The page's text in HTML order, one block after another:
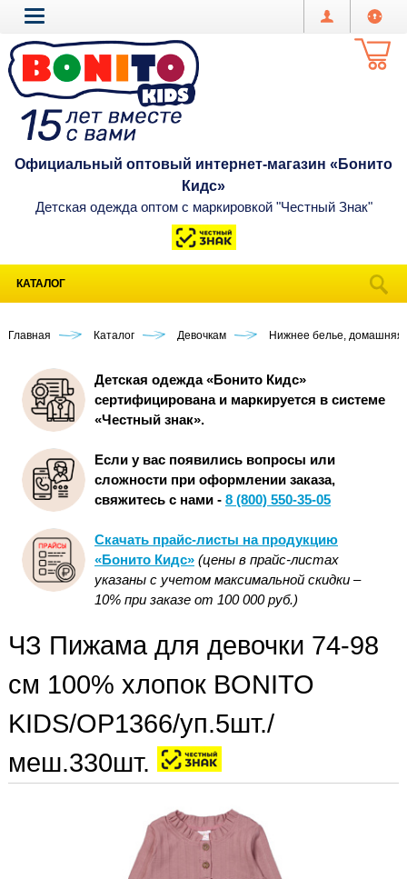
Официальный оптовый интернет-магазин «Бонито
Кидс»
Детская одежда оптом с маркировкой "Честный Знак"
КАТАЛОГ
Главная Каталог Девочкам Нижнее белье, домашняя
Детская одежда «Бонито Кидс»
сертифицирована и маркируется в системе
«Честный знак».
Если у вас появились вопросы или
сложности при оформлении заказа,
свяжитесь с нами - 8 (800) 550-35-05
Скачать прайс-листы на продукцию
«Бонито Кидс» (цены в прайс-листах
указаны с учетом максимальной скидки –
10% при заказе от 100 000 руб.)
ЧЗ Пижама для девочки 74-98
см 100% хлопок BONITO
KIDS/OP1366/уп.5шт./
меш.330шт.